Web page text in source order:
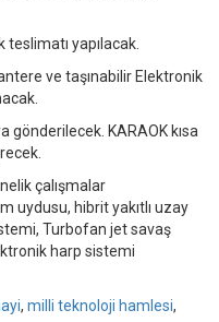
teslimatı yapılacak.
ve taşınabilir Elektronik
KARAOK kısa
çalışmalar
uydusu, hibrit yakıtlı uzay
Turbofan jet savaş
harp sistemi
, milli teknoloji hamlesi,